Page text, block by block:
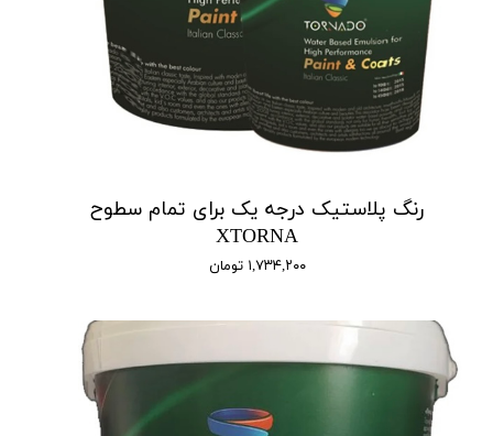
رنگ پلاستیک درجه یک برای تمام سطوح
XTORNA
۱,۷۳۴,۲۰۰ تومان